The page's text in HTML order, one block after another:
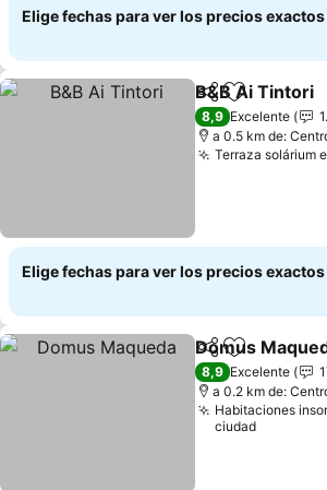
Elige fechas para ver los precios exactos
CompartirAgregar a
B&B Ai Tintori
8,9 Excelente
a 0.5 km de:
Terraza solárium
Elige fechas para ver los precios exactos
CompartirAgregar a
Domus
8,9 Excelente
a 0.2 km de:
Habitaciones
ciudad